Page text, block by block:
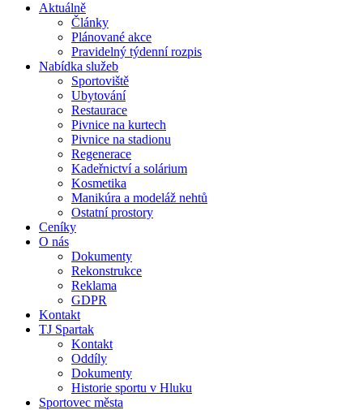
Aktuálně
Články
Plánované akce
Pravidelný týdenní rozpis
Nabídka služeb
Sportoviště
Ubytování
Restaurace
Pivnice na kurtech
Pivnice na stadionu
Regenerace
Kadeřnictví a solárium
Kosmetika
Manikúra a modeláž nehtů
Ostatní prostory
Ceníky
O nás
Dokumenty
Rekonstrukce
Reklama
GDPR
Kontakt
TJ Spartak
Kontakt
Oddíly
Dokumenty
Historie sportu v Hluku
Sportovec města